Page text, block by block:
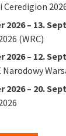
2026– 13.
(WRC)
2026– 12.
Narodowy
2026– 20.